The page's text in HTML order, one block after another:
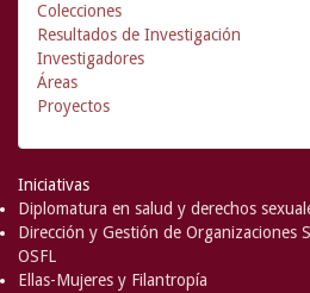
Colecciones
Resultados de Investigación
Investigadores
Áreas
Proyectos
Iniciativas
Diplomatura en salud y derechos
Dirección y Gestión de Organizaciones
OSFL
Ellas-Mujeres y Filantropía